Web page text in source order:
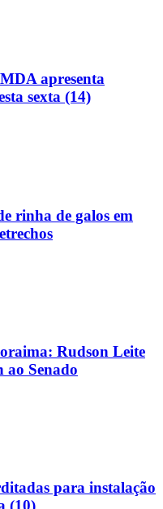
apresenta
sexta (14)
rinha de galos em
Rudson Leite
ao Senado
para instalação